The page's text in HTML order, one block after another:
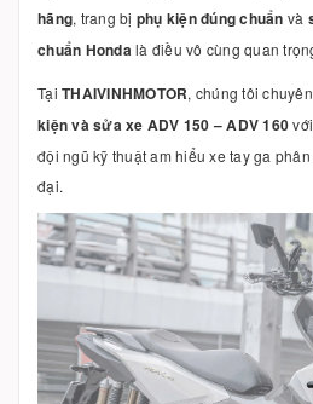
hãng, trang bị phụ kiện đúng chuẩn và
chuẩn Hondalà điều vô cùng quan
Tại THAIVINHMOTOR, chúng tôi
kiện và sửa xe ADV 150 – ADV 160
đội ngũ kỹ thuật am hiểu xe tay ga
đại.